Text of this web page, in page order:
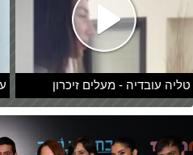
טליה עובדיה - מעלים זיכרון